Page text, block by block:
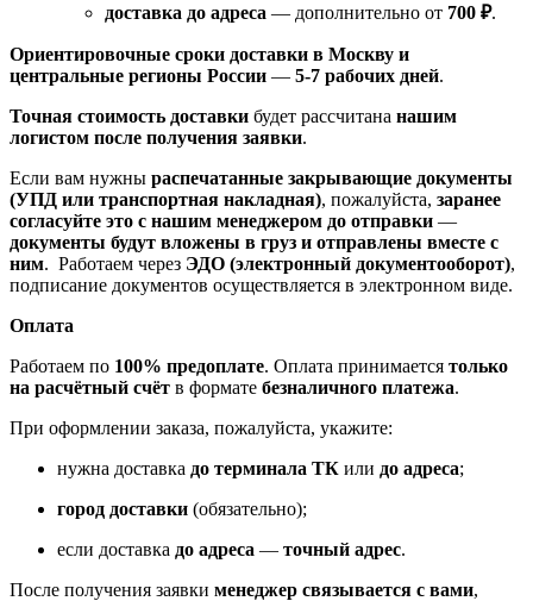
доставка до адреса — дополнительно от 700 ₽.
Ориентировочные сроки доставки в Москву и
центральные регионы России — 5-7 рабочих дней.
Точная стоимость доставки будет рассчитана нашим
логистом после получения заявки.
Если вам нужны распечатанные закрывающие документы
(УПД или транспортная накладная), пожалуйста, заранее
согласуйте это с нашим менеджером до отправки —
документы будут вложены в груз и отправлены вместе с
ним. Работаем через ЭДО (электронный документооборот),
подписание документов осуществляется в электронном виде.
Оплата
Работаем по 100% предоплате. Оплата принимается только
на расчётный счёт в формате безналичного платежа.
При оформлении заказа, пожалуйста, укажите:
нужна доставка до терминала ТК или до адреса;
город доставки (обязательно);
если доставка до адреса — точный адрес.
После получения заявки менеджер связывается с вами,